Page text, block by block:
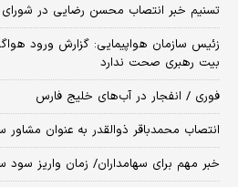
تسنیم خبر انتصاب محسن رضایی در
بیت رهبری صحت ندارد
فوری / انفجار در آب‌های خلیج فارس
انتصاب محمدباقر ذوالقدر به عنوان
خبر مهم برای سهامداران/ زمان واریز